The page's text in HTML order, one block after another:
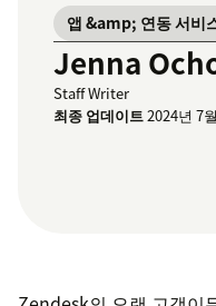
앱 &amp; 연동 서비
Jenna
Staff Writer
최종 업데이트2024년 7